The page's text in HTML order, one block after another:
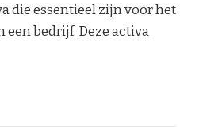
die essentieel zijn voor het
een bedrijf. Deze activa